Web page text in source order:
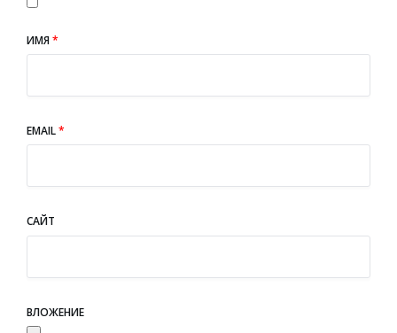
ИМЯ*
EMAIL*
САЙТ
ВЛОЖЕНИЕ